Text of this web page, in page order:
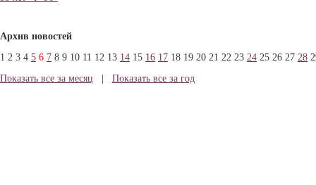
Архив новостей
1 2 3 4 5 6 7 8 9 10 11 12 13 14 15 16 17 18 19 20 21 22 23 24 25 26 27 28
Показать все за месяц
Показать все за год